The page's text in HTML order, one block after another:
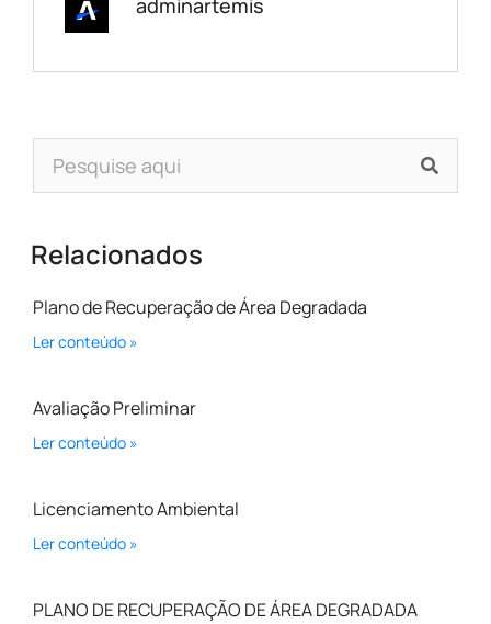
adminartemis
Relacionados
Plano de Recuperação de Área Degradada
Ler conteúdo »
Avaliação Preliminar
Ler conteúdo »
Licenciamento Ambiental
Ler conteúdo »
PLANO DE RECUPERAÇÃO DE ÁREA DEGRADADA